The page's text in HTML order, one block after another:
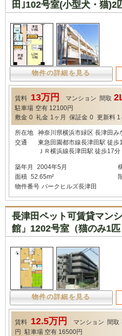
田｣102号室(小型犬・猫)2
物件の詳細を見る
賃料 13万円 マンション 間取
駐車場 空有 12100円
敷金 0 礼金 1ヶ月 保証金 0 更新料 1
所在地
神奈川県横浜市緑区 長津田み
交通
東急田園都市線長津田駅 徒歩
ＪＲ横浜線長津田駅 徒歩17分
築年月 2004年5月
面積 52.65m²
物件番号 パークヒルズ長津田
長津田ペット可賃貸マン
館」1202号室（猫のみ1匹
物件の詳細を見る
賃料 12.5万円 マンション 間取
円
駐車場 空有 16500円